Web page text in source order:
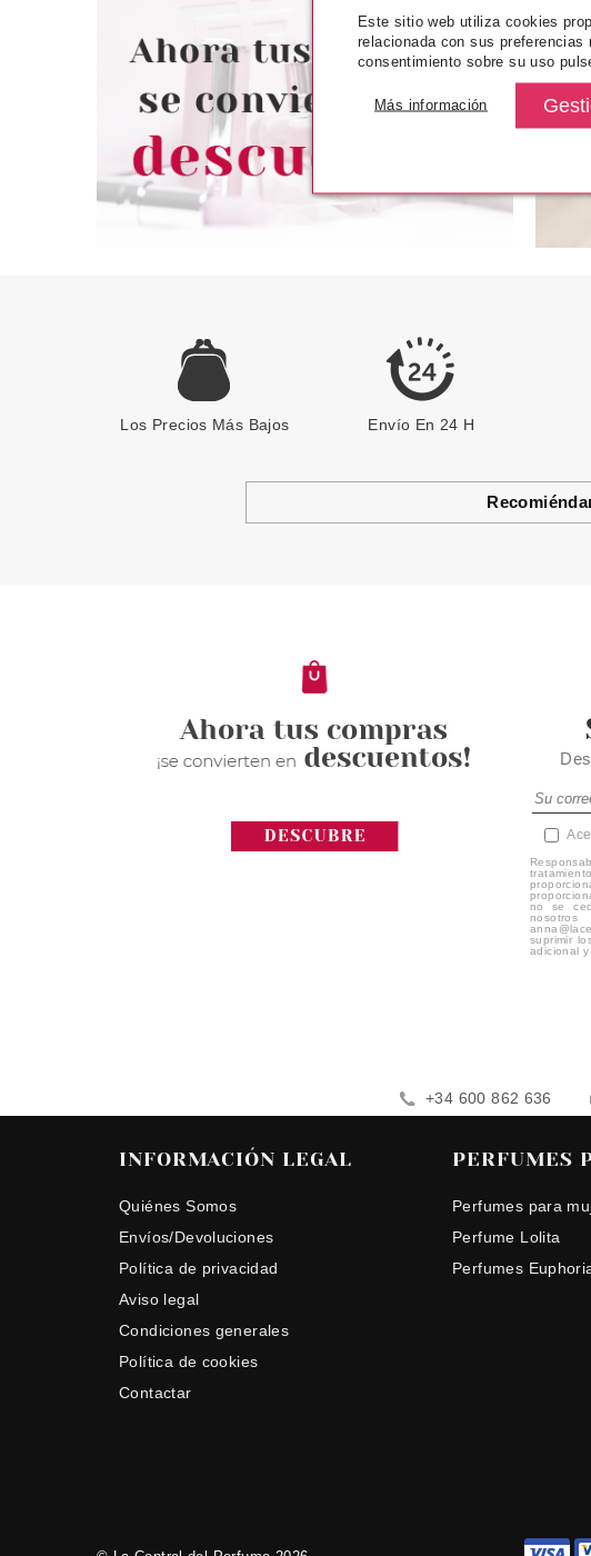
Pvr 155.00€ desde
78.95€
Pvr 73.50€ desde
55.77€
Los Precios Más Bajos Envío En 24 H
no se
suprimir
adicional
+34 600 862 636
INFORMACIÓN LEGAL
Quiénes Somos
Envíos/Devoluciones
Política de privacidad
Aviso legal
Condiciones generales
Política de cookies
Contactar
PERFUMES
Perfumes para
Perfume Lolita
Perfumes
Este sitio web utiliza cookies
relacionada con sus
consentimiento sobre su uso
Más información